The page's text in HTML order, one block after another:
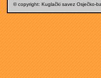
© copyright: Kuglački savez Osječko-